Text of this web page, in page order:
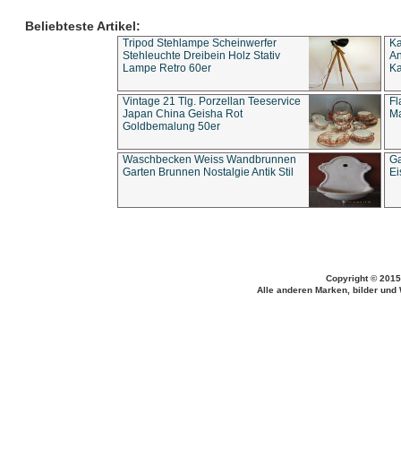
Beliebteste Artikel:
Tripod Stehlampe Scheinwerfer
Stehleuchte Dreibein Holz Stativ
Lampe Retro 60er
Vintage 21 Tlg. Porzellan Teeservice
Japan China Geisha Rot
Goldbemalung 50er
Waschbecken Weiss Wandbrunnen
Garten Brunnen Nostalgie Antik Stil
Copyright ©
Alle anderen Marken, bilder und